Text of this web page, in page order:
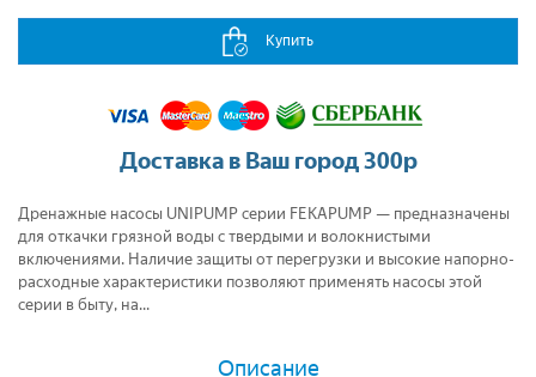
Купить
Доставка в Ваш город 300р
Дренажные насосы UNIPUMP серии FEKAPUMP — предназначены
для откачки грязной воды c твердыми и волокнистыми
включениями. Наличие защиты от перегрузки и высокие напорно-
расходные характеристики позволяют применять насосы этой
серии в быту, на...
Описание